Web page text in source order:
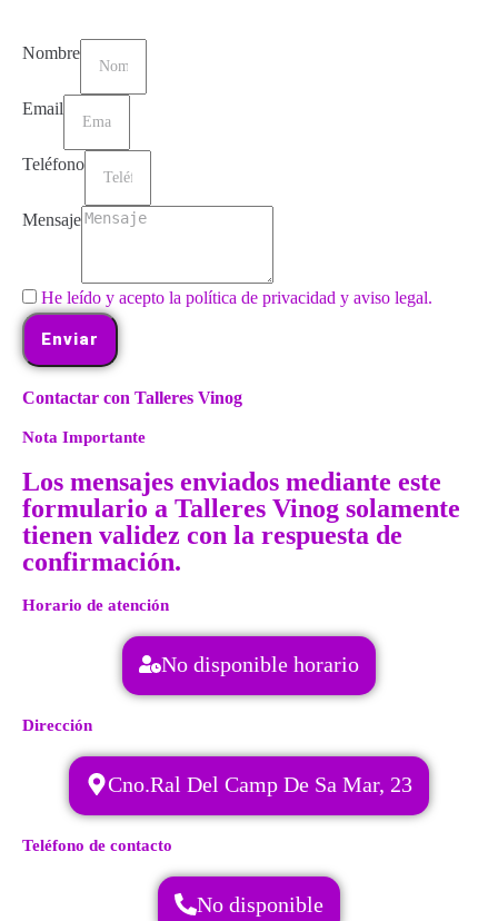
Nombre
Email
Teléfono
Mensaje
He leído y acepto la política de privacidad y aviso legal.
Enviar
Contactar con Talleres Vinog
Nota Importante
Los mensajes enviados mediante este
formulario a Talleres Vinog solamente
tienen validez con la respuesta de
confirmación.
Horario de atención
No disponible horario
Dirección
Cno.Ral Del Camp De Sa Mar, 23
Teléfono de contacto
No disponible